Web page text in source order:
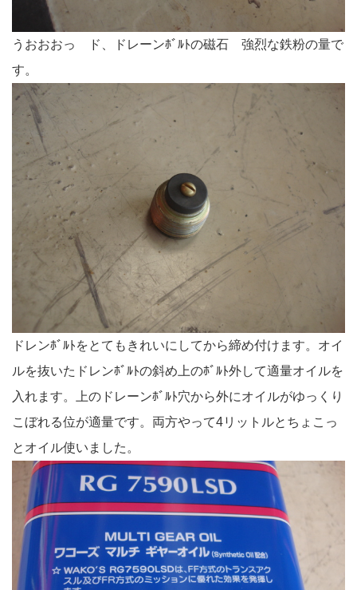
うおおおっ ド、ドレーンﾎﾞﾙﾄの磁石 強烈な鉄粉の量で
す。
ドレンﾎﾞﾙﾄをとてもきれいにしてから締め付けます。オイ
ルを抜いたドレンﾎﾞﾙﾄの斜め上のﾎﾞﾙﾄ外して適量オイルを
入れます。上のドレーンﾎﾞﾙﾄ穴から外にオイルがゆっくり
こぼれる位が適量です。両方やって4リットルとちょこっ
とオイル使いました。